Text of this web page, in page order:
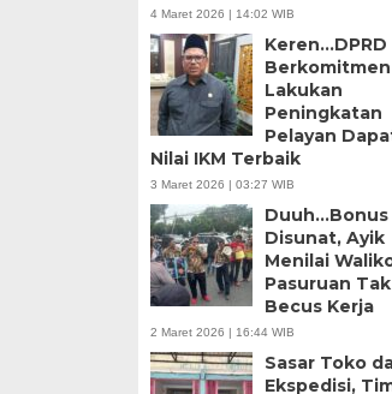
4 Maret 2026 | 14:02 WIB
Keren…DPRD
Berkomitmen
Lakukan
Peningkatan
Pelayan
Nilai IKM Terbaik
3 Maret 2026 | 03:27 WIB
Disunat, Ayik
Menilai
Pasuruan Tak
Becus Kerja
2 Maret 2026 | 16:44 WIB
Sasar Toko
Ekspedisi,